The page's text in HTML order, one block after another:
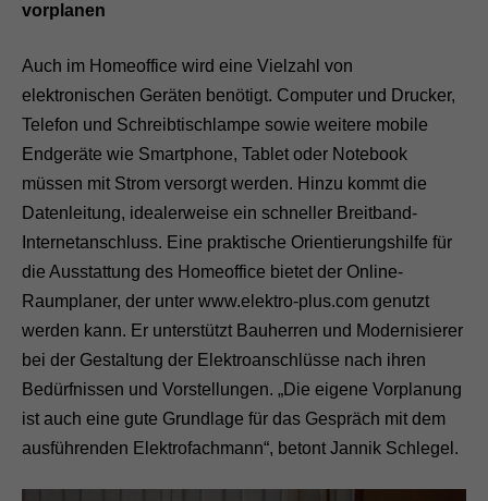
vorplanen
Auch im Homeoffice wird eine Vielzahl von
elektronischen Geräten benötigt. Computer und Drucker,
Telefon und Schreibtischlampe sowie weitere mobile
Endgeräte wie Smartphone, Tablet oder Notebook
müssen mit Strom versorgt werden. Hinzu kommt die
Datenleitung, idealerweise ein schneller Breitband-
Internetanschluss. Eine praktische Orientierungshilfe für
die Ausstattung des Homeoffice bietet der Online-
Raumplaner, der unter www.elektro-plus.com genutzt
werden kann. Er unterstützt Bauherren und Modernisierer
bei der Gestaltung der Elektroanschlüsse nach ihren
Bedürfnissen und Vorstellungen. „Die eigene Vorplanung
ist auch eine gute Grundlage für das Gespräch mit dem
ausführenden Elektrofachmann“, betont Jannik Schlegel.